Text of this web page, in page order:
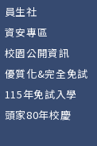
員生社
資安專區
校園公開資訊
優質化&完全免試
115年免試入學
頭家80年校慶